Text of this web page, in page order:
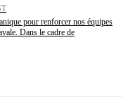
pour renforcer nos équipes
Dans le cadre de